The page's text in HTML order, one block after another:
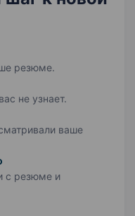
резюме.
не узнает.
ваше
с резюме и